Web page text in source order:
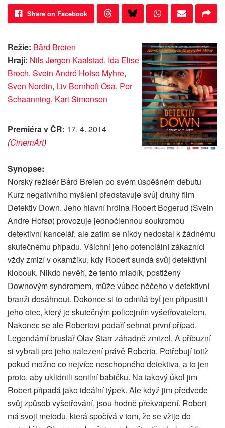
Share on Facebook
Režie: Bård Breien
Hrají: Nils Jørgen Kaalstad, Ida Elise
Broch, Svein André Hofsø Myhre,
Sven Nordin, Liv Bernhoft Osa, Per
Schaanning, Kari Simonsen
Premiéra v ČR: 17. 4. 2014
(CinemArt)
Synopse:
Norský režisér Bård Breien po svém úspěšném debutu
Kurz negativního myšlení představuje svůj druhý film
Detektiv Down. Jeho hlavní hrdina Robert Bogerud (Svein
Andre Hofsø) provozuje jednočlennou soukromou
detektivní kancelář, ale zatím se nikdy nedostal k žádnému
skutečnému případu. Všichni jeho potenciální zákazníci
vždy zmizí v okamžiku, kdy Robert sundá svůj detektivní
klobouk. Nikdo nevěří, že tento mladík, postižený
Downovým syndromem, může vůbec něčeho v detektivní
branži dosáhnout. Dokonce si to odmítá byť jen připustit i
jeho otec, který je skutečným policejním vyšetřovatelem.
Nakonec se ale Robertovi podaří sehnat první případ.
Legendární bruslař Olav Starr záhadně zmizel. A příbuzní
si vybrali pro jeho nalezení právě Roberta. Potřebují totiž
pokud možno co nejvíce neschopného detektiva, a to jen
proto, aby uklidnili senilní babičku. Na takový úkol jim
Robert připadá jako ideální týpek. Ale když jim předvede
svůj způsob vyšetřování, jsou hodně překvapení. Robert
má svoji metodu, která spočívá v tom, že se vžije do